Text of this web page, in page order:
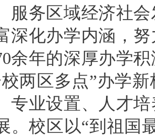
服务区域经济社
深化办学内涵，
余年的深厚办学
两区多点”办学
专业设置、人才
。校区以“到祖国